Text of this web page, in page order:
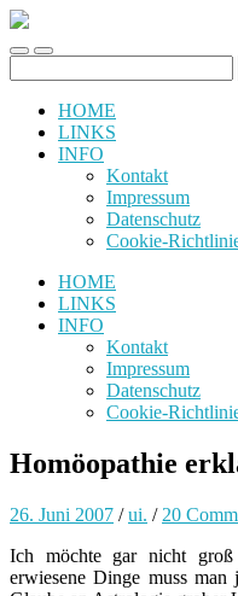
uiuiuiuiuiuiui.de
Toggle
mobile
Toggle
search
nach:
HOME
LINKS
INFO
Kontakt
Impressum
Datenschutz
Cookie-
HOME
LINKS
INFO
Kontakt
Impressum
Datenschutz
Cookie-
Homöopathie
26. Juni 2007 /ui. / 20
Ich möchte gar nicht
erwiesene Dinge muss